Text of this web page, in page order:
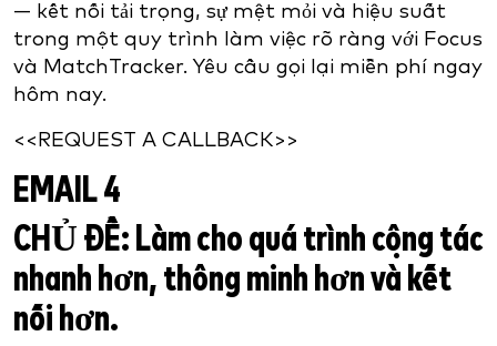
— kết nối tải trọng, sự mệt mỏi và hiệu suất
trong một quy trình làm việc rõ ràng với Focus
và MatchTracker. Yêu cầu gọi lại miễn phí ngay
hôm nay.
<<REQUEST A CALLBACK>>
EMAIL 4
CHỦ ĐỀ: Làm cho quá trình cộng tác
nhanh hơn, thông minh hơn và kết
nối hơn.